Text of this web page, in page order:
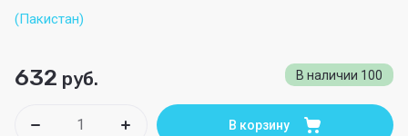
(Пакистан)
В наличии 100
632 руб.
В корзину